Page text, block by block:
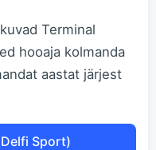
Terminal
hooaja kolmanda
aastat järjest
Sport)